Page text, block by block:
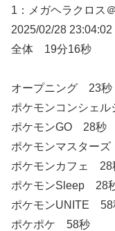
1： メガヘラクロス
2025/02/28 23:04:02
全体 19分16秒
オープニング 23秒
ポケモンコンシェ
ポケモンGO 28秒
ポケモンマスター
ポケモンカフェ 28
ポケモンSleep 28
ポケモンUNITE 58
ポケポケ 58秒